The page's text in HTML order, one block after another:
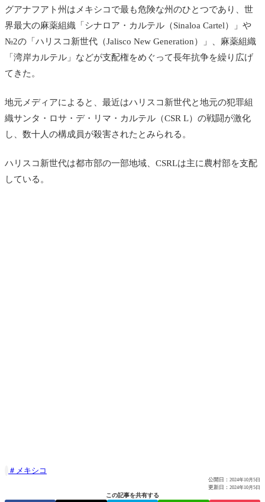
グアナフアト州はメキシコで最も危険な州のひとつであり、世
界最大の麻薬組織「シナロア・カルテル（Sinaloa Cartel）」や
№2の「ハリスコ新世代（Jalisco New Generation）」、麻薬組織
「湾岸カルテル」などが支配権をめぐって長年抗争を繰り広げ
てきた。
地元メディアによると、最近はハリスコ新世代と地元の犯罪組
織サンタ・ロサ・デ・リマ・カルテル（CSR L）の戦闘が激化
し、数十人の構成員が殺害されたとみられる。
ハリスコ新世代は都市部の一部地域、CSRLは主に農村部を支配
している。
メキシコ
公開日： 2024年10月5日
更新日： 2024年10月5日
この記事を共有する